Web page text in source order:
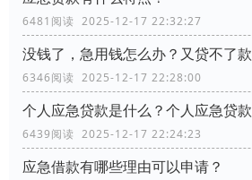
6481阅读 2025-12-17 22:32:27
没钱了，急用钱怎么办？又贷不了款
6346阅读 2025-12-17 22:28:00
6439阅读 2025-12-17 22:24:23
应急借款有哪些理由可以申请？